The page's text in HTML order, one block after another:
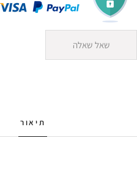
שאל שאלה
תיאור